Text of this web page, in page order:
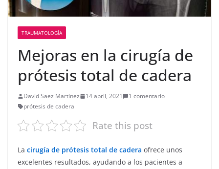
TRAUMATOLOGÍA
Mejoras en la cirugía de
prótesis total de cadera
David Saez Martínez 14 abril, 2021
1 comentario
prótesis de cadera
Rate this post
La cirugía de prótesis total de cadera ofrece unos
excelentes resultados, ayudando a los pacientes a